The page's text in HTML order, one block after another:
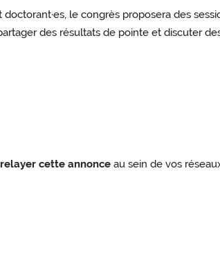
le congrès proposera des
des résultats de pointe et discuter
cette annonce au sein de vos